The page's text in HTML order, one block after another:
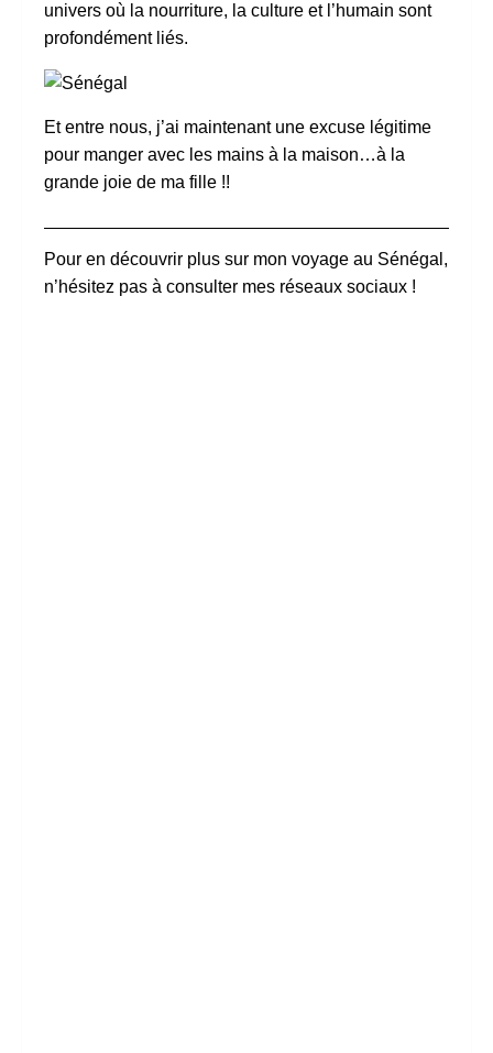
univers où la nourriture, la culture et l’humain sont
profondément liés.
Et entre nous, j’ai maintenant une excuse légitime
pour manger avec les mains à la maison…à la
grande joie de ma fille !!
Pour en découvrir plus sur mon voyage au Sénégal,
n’hésitez pas à consulter mes réseaux sociaux !